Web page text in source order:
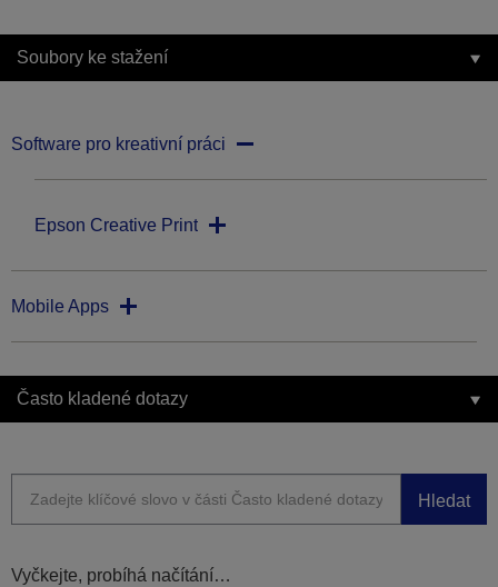
Soubory ke stažení
Software pro kreativní práci
Epson Creative Print
Mobile Apps
Často kladené dotazy
Hledat
Vyčkejte, probíhá načítání…